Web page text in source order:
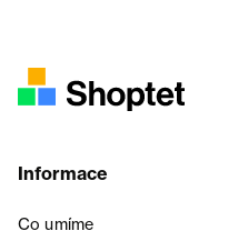
Informace
Co umíme